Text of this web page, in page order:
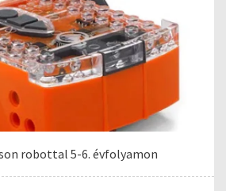
robottal 5-6. évfolyamon